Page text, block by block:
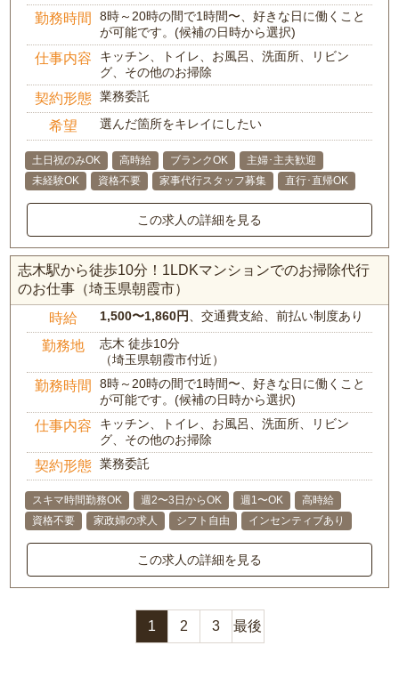
勤務時間
8時～20時の間で1時間〜、好きな日に働くこと
が可能です。(候補の日時から選択)
仕事内容
キッチン、トイレ、お風呂、洗面所、リビン
グ、その他のお掃除
契約形態 業務委託
希望 選んだ箇所をキレイにしたい
土日祝のみOK 高時給 ブランクOK
主婦･主夫歓迎
未経験OK
資格不要 家事代行スタッフ募集 直行･直帰OK
この求人の詳細を見る
志木駅から徒歩10分！1LDKマンションでのお掃除代行
のお仕事（埼玉県朝霞市）
時給 1,500〜1,860円 、交通費支給、前払い制度あり
勤務地
志木 徒歩10分
（埼玉県朝霞市付近）
勤務時間
8時～20時の間で1時間〜、好きな日に働くこと
が可能です。(候補の日時から選択)
仕事内容
キッチン、トイレ、お風呂、洗面所、リビン
グ、その他のお掃除
契約形態 業務委託
スキマ時間勤務OK 週2〜3日からOK 週1〜OK
高時給
資格不要
家政婦の求人 シフト自由 インセンティブあり
この求人の詳細を見る
1 2 3 最後